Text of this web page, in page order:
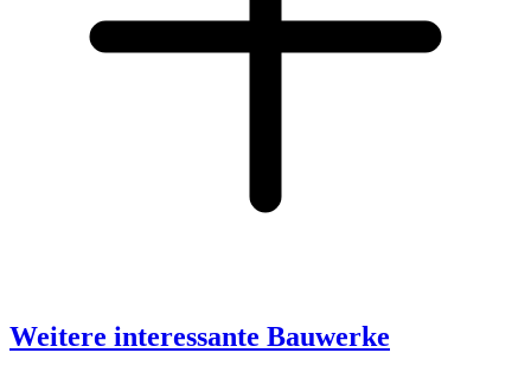
Weitere interessante Bauwerke